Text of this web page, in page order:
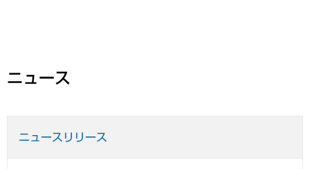
ニュース
ニュースリリース